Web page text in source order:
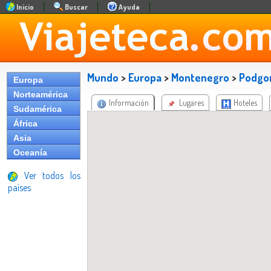
Inicio Buscar Ayuda
Europa
Norteamérica
Sudamérica
África
Asia
Oceanía
Ver todos los
países
Mundo > Europa > Montenegro >
Información Lugares Hoteles